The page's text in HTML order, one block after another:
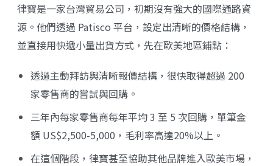
律寶是一家台灣貿易公司，初期沒有強大的國際通路資
源。他們透過 Patisco 平台，設定出清晰的價格結構，
並直接用快遞小量出貨方式，先在歐美地區鋪點：
透過主動拜訪與清晰報價結構，很快取得超過 200
家零售商的嘗試與回購。
三年內每家零售商每年平均 3 至 5 次回購，單筆金
額 US$2,500-5,000，毛利率高達20%以上。
在這個階段，律寶甚至協助其他品牌進入歐美市場，